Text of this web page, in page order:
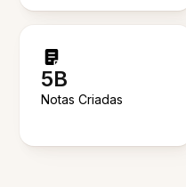
5B
Notas Criadas